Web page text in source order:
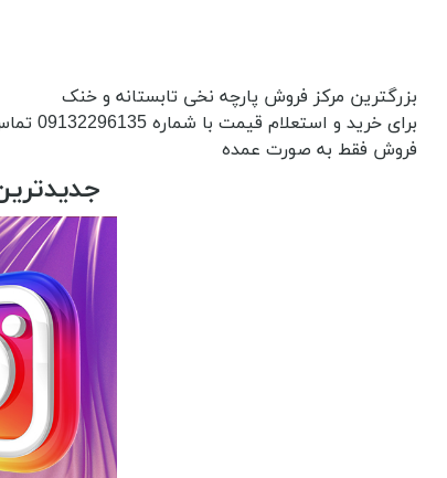
بزرگترین مرکز فروش پارچه نخی تابستانه و خنک
برای خرید و استعلام قیمت با شماره 09132296135 تماس حاصل فرمایید
فروش فقط به صورت عمده